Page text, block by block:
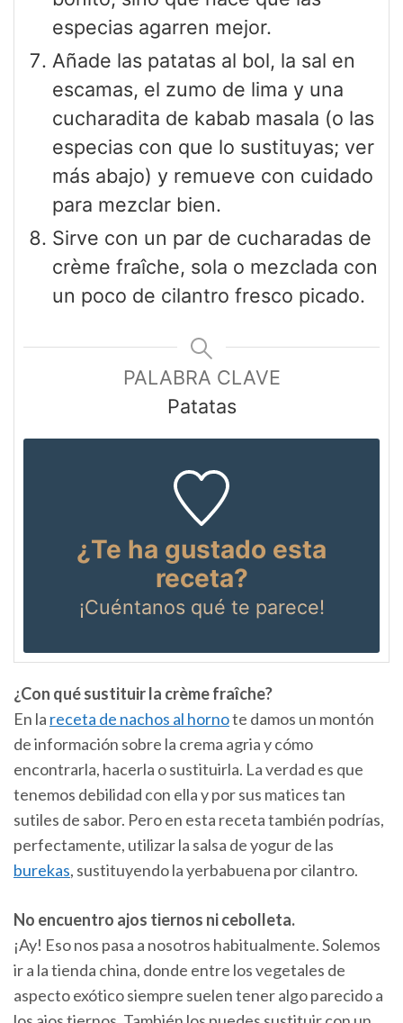
especias agarren mejor.
Añade las patatas al bol, la sal en
escamas, el zumo de lima y una
cucharadita de kabab masala (o las
especias con que lo sustituyas; ver
más abajo) y remueve con cuidado
para mezclar bien.
Sirve con un par de cucharadas de
crème fraîche, sola o mezclada con
un poco de cilantro fresco picado.
PALABRA CLAVE
Patatas
¿Te ha gustado esta
receta?
¡Cuéntanosqué te parece!
¿Con qué sustituir la crème fraîche?
En la receta de nachos al hornote damos un montón
de información sobre la crema agria y cómo
encontrarla, hacerla o sustituirla. La verdad es que
tenemos debilidad con ella y por sus matices tan
sutiles de sabor. Pero en esta receta también podrías,
perfectamente, utilizar la salsa de yogur de las
burekas, sustituyendo la yerbabuena por cilantro.
No encuentro ajos tiernos ni cebolleta.
¡Ay! Eso nos pasa a nosotros habitualmente. Solemos
ir a la tienda china, donde entre los vegetales de
aspecto exótico siempre suelen tener algo parecido a